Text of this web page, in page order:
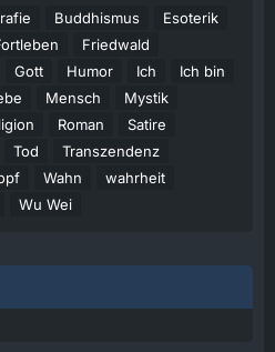
Buddhismus
Esoterik
Friedwald
Gott Humor Ich
Ich bin
Mensch
Mystik
Roman
Satire
Tod
Transzendenz
Wahn
wahrheit
Wu Wei